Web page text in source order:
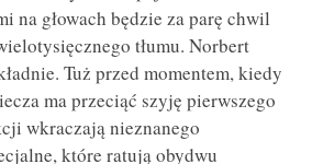
na głowach będzie za parę chwil
tłumu. Norbert
Tuż przed momentem, kiedy
ma przeciąć szyję pierwszego
wkraczają nieznanego
które ratują obydwu